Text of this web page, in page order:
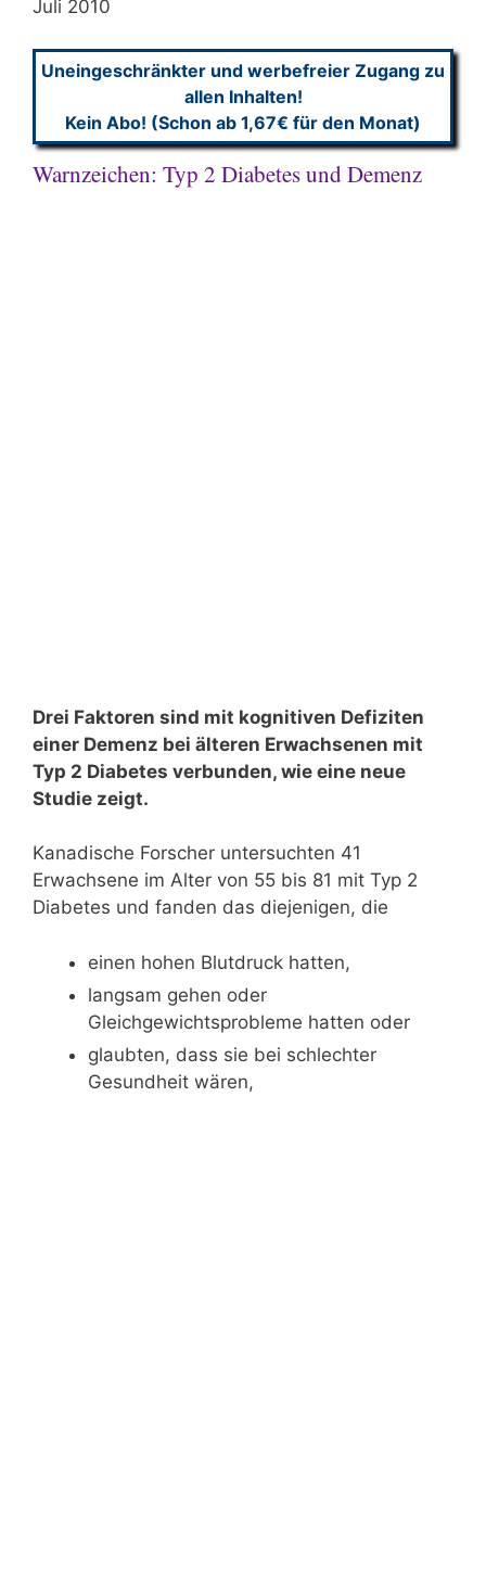
Juli 2010
Uneingeschränkter und werbefreier Zugang zu
allen Inhalten!
Kein Abo! (Schon ab 1,67€ für den Monat)
Warnzeichen: Typ 2 Diabetes und Demenz
Drei Faktoren sind mit kognitiven Defiziten
einer Demenz bei älteren Erwachsenen mit
Typ 2 Diabetes verbunden, wie eine neue
Studie zeigt.
Kanadische Forscher untersuchten 41
Erwachsene im Alter von 55 bis 81 mit Typ 2
Diabetes und fanden das diejenigen, die
einen hohen Blutdruck hatten,
langsam gehen oder
Gleichgewichtsprobleme hatten oder
glaubten, dass sie bei schlechter
Gesundheit wären,